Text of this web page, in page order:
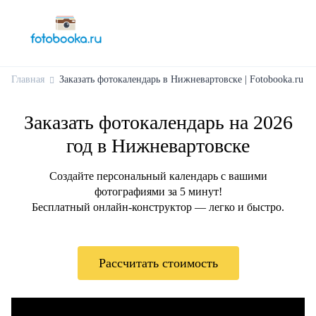
Главная Заказать фотокалендарь в Нижневартовске | Fotobooka.ru
Заказать фотокалендарь на 2026
год в Нижневартовске
Создайте персональный календарь с вашими
фотографиями за 5 минут!
Бесплатный онлайн-конструктор — легко и быстро.
Рассчитать стоимость